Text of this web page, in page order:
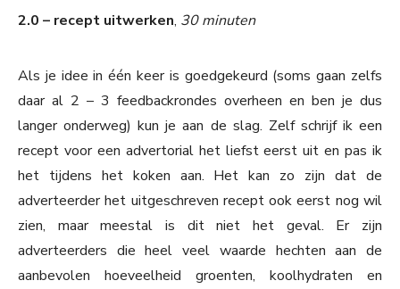
2.0 – recept uitwerken, 30 minuten
Als je idee in één keer is goedgekeurd (soms gaan zelfs
daar al 2 – 3 feedbackrondes overheen en ben je dus
langer onderweg) kun je aan de slag. Zelf schrijf ik een
recept voor een advertorial het liefst eerst uit en pas ik
het tijdens het koken aan. Het kan zo zijn dat de
adverteerder het uitgeschreven recept ook eerst nog wil
zien, maar meestal is dit niet het geval. Er zijn
adverteerders die heel veel waarde hechten aan de
aanbevolen hoeveelheid groenten, koolhydraten en